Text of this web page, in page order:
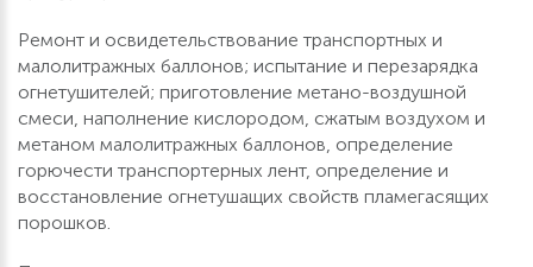
Ремонт и освидетельствование транспортных и
малолитражных баллонов; испытание и перезарядка
огнетушителей; приготовление метано-воздушной
смеси, наполнение кислородом, сжатым воздухом и
метаном малолитражных баллонов, определение
горючести транспортерных лент, определение и
восстановление огнетушащих свойств пламегасящих
порошков.